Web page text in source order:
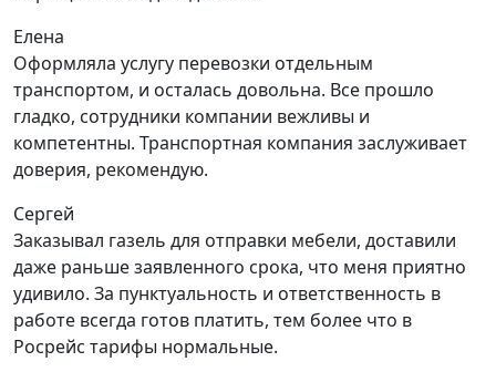
Елена
Оформляла услугу перевозки отдельным
транспортом, и осталась довольна. Все прошло
гладко, сотрудники компании вежливы и
компетентны. Транспортная компания заслуживает
доверия, рекомендую.
Сергей
Заказывал газель для отправки мебели, доставили
даже раньше заявленного срока, что меня приятно
удивило. За пунктуальность и ответственность в
работе всегда готов платить, тем более что в
Росрейс тарифы нормальные.